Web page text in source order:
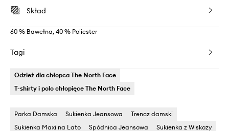
Skład
60 % Bawełna, 40 % Poliester
Tagi
Odzież dla chłopca The North Face
T-shirty i polo chłopięce The North Face
Parka Damska Sukienka Jeansowa
Trencz damski
Sukienka Maxi na Lato
Spódnica Jeansowa
Sukienka z Wiskozy